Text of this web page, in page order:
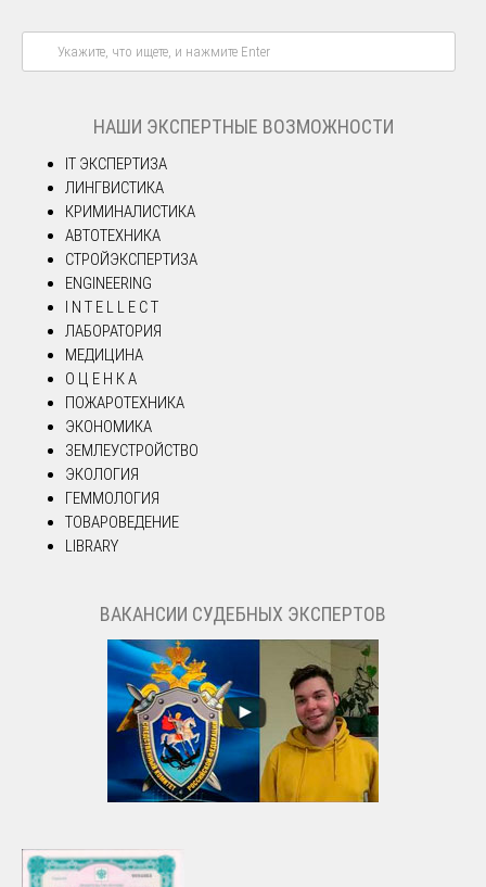
НАШИ ЭКСПЕРТНЫЕ ВОЗМОЖНОСТИ
IT ЭКСПЕРТИЗА
ЛИНГВИСТИКА
КРИМИНАЛИСТИКА
АВТОТЕХНИКА
СТРОЙЭКСПЕРТИЗА
ENGINEERING
I N T E L L E C T
ЛАБОРАТОРИЯ
МЕДИЦИНА
О Ц Е Н К А
ПОЖАРОТЕХНИКА
ЭКОНОМИКА
ЗЕМЛЕУСТРОЙСТВО
ЭКОЛОГИЯ
ГЕММОЛОГИЯ
ТОВАРОВЕДЕНИЕ
LIBRARY
ВАКАНСИИ СУДЕБНЫХ ЭКСПЕРТОВ